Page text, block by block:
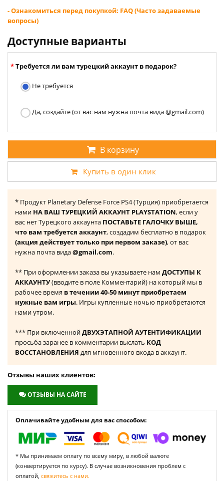
- Ознакомиться перед покупкой: FAQ (Часто задаваемые
вопросы)
Доступные варианты
Требуется ли вам турецкий аккаунт в подарок?
Не требуется
Да, создайте (от вас нам нужна почта вида @gmail.com)
В корзину
Купить в один клик
* Продукт Planetary Defense Force PS4 (Турция) приобретается
нами НА ВАШ ТУРЕЦКИЙ АККАУНТ PLAYSTATION, если у
вас нет Турецкого аккаунта ПОСТАВЬТЕ ГАЛОЧКУ ВЫШЕ,
что вам требуется аккаунт, создадим бесплатно в подарок
(акция действует только при первом заказе), от вас
нужна почта вида@gmail.com.
** При оформлении заказа вы указываете нам ДОСТУПЫ К
АККАУНТУ(вводите в поле Комментарий) на который мы в
рабочее время в течении 40-50 минут приобретаем
нужные вам игры. Игры купленные ночью приобретаются
нами утром.
*** При включеннойДВУХЭТАПНОЙ АУТЕНТИФИКАЦИИ
просьба заранее в комментарии выслать КОД
ВОССТАНОВЛЕНИЯ для мгновенного входа в аккаунт.
Отзывы наших клиентов:
ОТЗЫВЫ НА САЙТЕ
Оплачивайте удобным для вас способом:
* Мы принимаем оплату по всему миру, в любой валюте
(конвертируется по курсу). В случае возникновения проблем с
оплатой, свяжитесь с нами.